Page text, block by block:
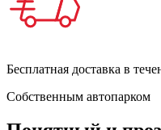
Бесплатная доставка в
Собственным автопарком